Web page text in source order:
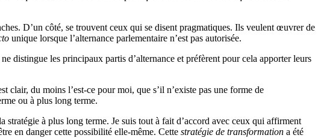
D’un côté, se trouvent ceux qui se disent pragmatiques. Ils veulent œuvrer de
unique lorsque l’alternance parlementaire n’est pas autorisée.
distingue les principaux partis d’alternance et préfèrent pour cela apporter leurs
clair, du moins l’est-ce pour moi, que s’il n’existe pas une forme de
ou à plus long terme.
à plus long terme. Je suis tout à fait d’accord avec ceux qui affirment
en danger cette possibilité elle-même. Cette stratégie de transformation a été